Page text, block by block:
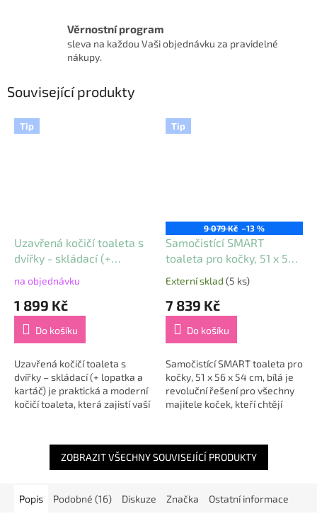
Věrnostní program
sleva na každou Vaši objednávku za pravidelné
nákupy.
Související produkty
Tip
Uzavřená kočičí toaleta s
dvířky - skládací (+
Průměrné
produktu
5,0
5
hvězdiček.
na objednávku
1 899 Kč
Do košíku
Uzavřená kočičí toaleta s
dvířky – skládací (+ lopatka a
kartáč) je praktická a moderní
kočičí toaleta, která zajistí vaší
Tip
9 079 Kč –13 %
Samočistící SMART
toaleta pro kočky, 51 x 56 x
Průměrné
produktu
5,0
5
hvězdiček.
Externí sklad (5 ks)
7 839 Kč
Do košíku
Samočistící SMART toaleta pro
kočky, 51 x 56 x 54 cm, bílá je
revoluční řešení pro všechny
majitele koček, kteří chtějí
🐾....
ZOBRAZIT VŠECHNY SOUVISEJÍCÍ PRODUKTY
Popis Podobné (16) Diskuze Značka Ostatní informace